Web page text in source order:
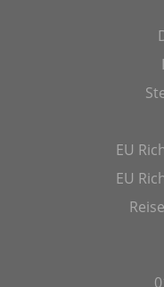
EU
EU